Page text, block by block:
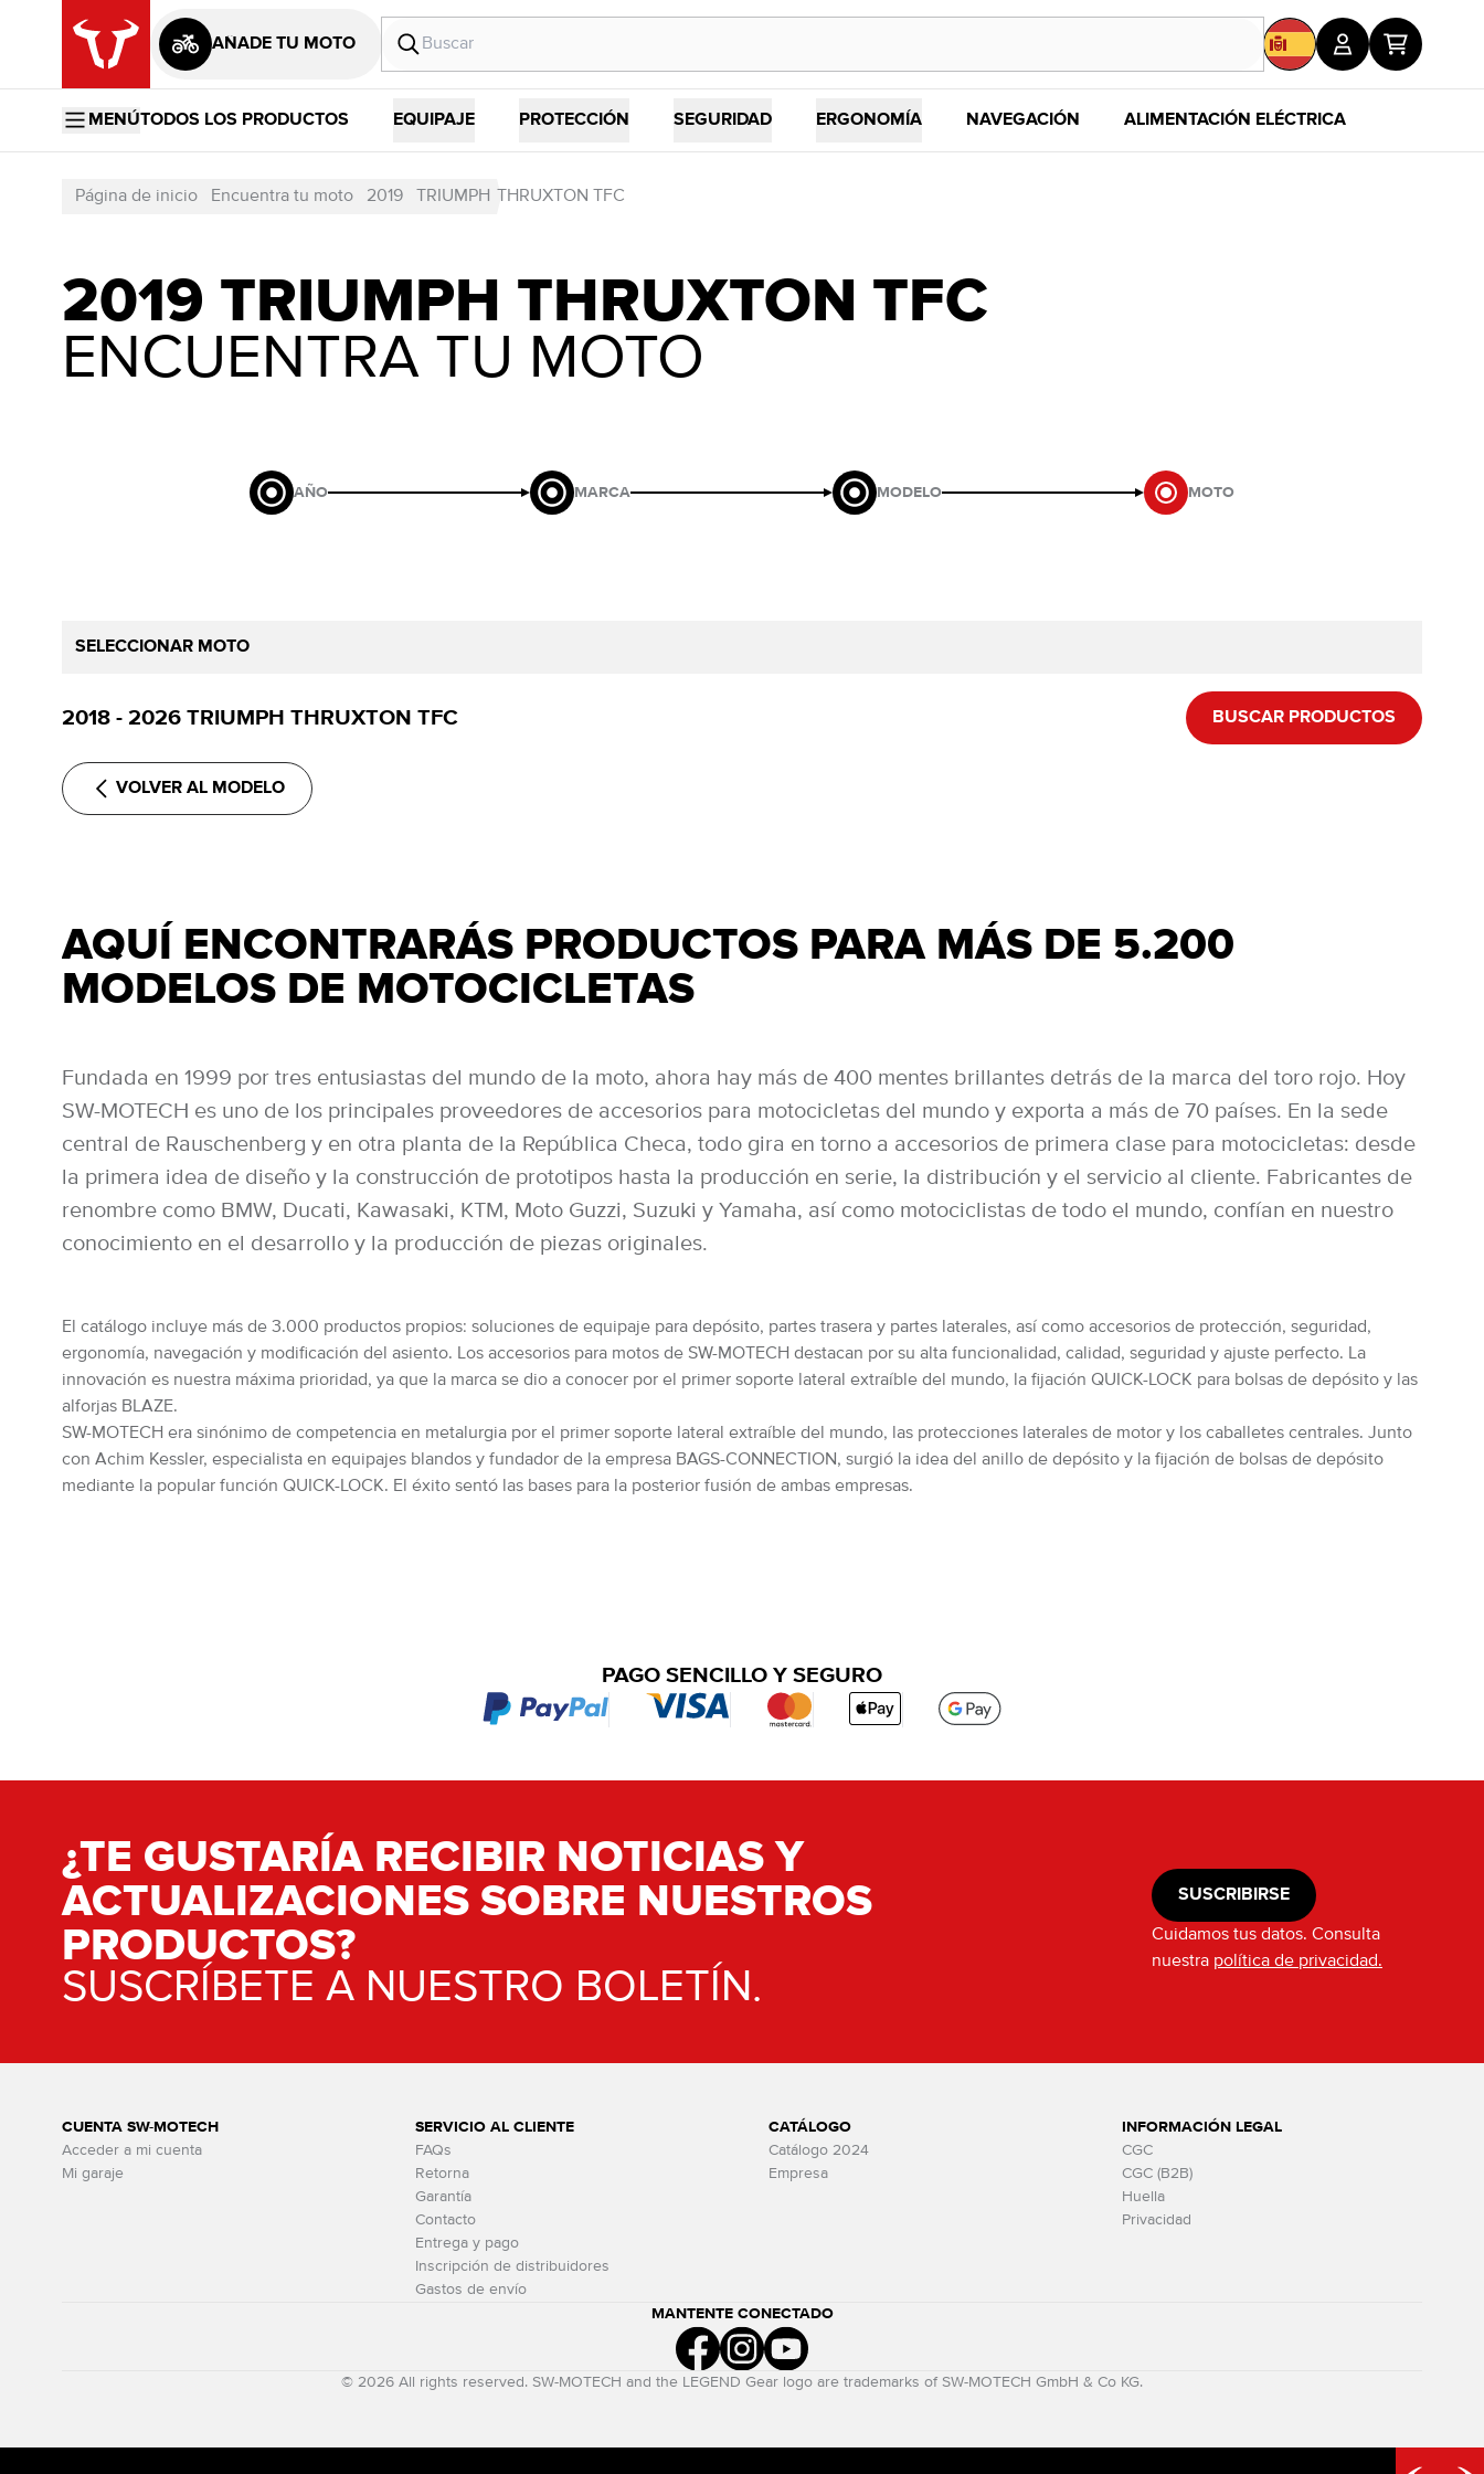
AÑADE TU MOTO
MENÚTODOS LOS PRODUCTOS EQUIPAJE PROTECCIÓN SEGURIDAD ERGONOMÍA NAVEGACIÓN ALIMENTACIÓN ELÉCTRICA
Página de inicio Encuentra tu moto 2019 TRIUMPH THRUXTON TFC
2019 TRIUMPH THRUXTON TFC
ENCUENTRA TU MOTO
AÑO MARCA MODELO MOTO
SELECCIONAR MOTO
2018 - 2026 TRIUMPH THRUXTON TFC BUSCAR PRODUCTOS
VOLVER AL MODELO
AQUÍ ENCONTRARÁS PRODUCTOS PARA MÁS DE 5.200
MODELOS DE MOTOCICLETAS
Fundada en 1999 por tres entusiastas del mundo de la moto, ahora hay más de 400 mentes brillantes detrás de la marca del toro rojo. Hoy
SW-MOTECH es uno de los principales proveedores de accesorios para motocicletas del mundo y exporta a más de 70 países. En la sede
central de Rauschenberg y en otra planta de la República Checa, todo gira en torno a accesorios de primera clase para motocicletas: desde
la primera idea de diseño y la construcción de prototipos hasta la producción en serie, la distribución y el servicio al cliente. Fabricantes de
renombre como BMW, Ducati, Kawasaki, KTM, Moto Guzzi, Suzuki y Yamaha, así como motociclistas de todo el mundo, confían en nuestro
conocimiento en el desarrollo y la producción de piezas originales.
El catálogo incluye más de 3.000 productos propios: soluciones de equipaje para depósito, partes trasera y partes laterales, así como accesorios de protección, seguridad,
ergonomía, navegación y modificación del asiento. Los accesorios para motos de SW-MOTECH destacan por su alta funcionalidad, calidad, seguridad y ajuste perfecto. La
innovación es nuestra máxima prioridad, ya que la marca se dio a conocer por el primer soporte lateral extraíble del mundo, la fijación QUICK-LOCK para bolsas de depósito y las
alforjas BLAZE.
SW-MOTECH era sinónimo de competencia en metalurgia por el primer soporte lateral extraíble del mundo, las protecciones laterales de motor y los caballetes centrales. Junto
con Achim Kessler, especialista en equipajes blandos y fundador de la empresa BAGS-CONNECTION, surgió la idea del anillo de depósito y la fijación de bolsas de depósito
mediante la popular función QUICK-LOCK. El éxito sentó las bases para la posterior fusión de ambas empresas.
PAGO SENCILLO Y SEGURO
¿TE GUSTARÍA RECIBIR NOTICIAS Y
ACTUALIZACIONES SOBRE NUESTROS
PRODUCTOS?
SUSCRÍBETE A NUESTRO BOLETÍN.
SUSCRIBIRSE
Cuidamos tus datos. Consulta
nuestra política de privacidad.
CUENTA SW-MOTECH
Acceder a mi cuenta
Mi garaje
SERVICIO AL CLIENTE
FAQs
Retorna
Garantía
Contacto
Entrega y pago
Inscripción de distribuidores
Gastos de envío
CATÁLOGO
Catálogo 2024
Empresa
INFORMACIÓN LEGAL
CGC
CGC (B2B)
Huella
Privacidad
MANTENTE CONECTADO
© 2026 All rights reserved. SW-MOTECH and the LEGEND Gear logo are trademarks of SW-MOTECH GmbH & Co KG.